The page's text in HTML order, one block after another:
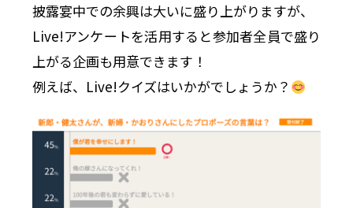
披露宴中での余興は大いに盛り上がりますが、
Live!アンケートを活用すると参加者全員で盛り
上がる企画も用意できます！
例えば、Live!クイズはいかがでしょうか？